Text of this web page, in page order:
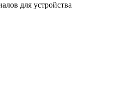
для устройства